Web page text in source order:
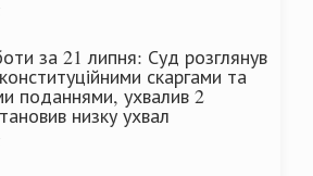
за 21 липня: Суд розглянув
скаргами та
поданнями, ухвалив 2
низку ухвал